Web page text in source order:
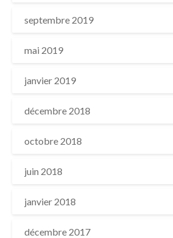
septembre 2019
mai 2019
janvier 2019
décembre 2018
octobre 2018
juin 2018
janvier 2018
décembre 2017